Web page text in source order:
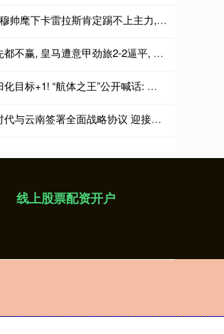
中华金配 马卡: 穆帅麾下卡雷拉斯肯定踢不上主力, 卡马文加更没戏
新影宝 两球领先都不赢, 皇马遭意甲劲旅2-2逼平, 63岁穆帅无缘上任2连胜
盈珑操盘 国足归化目标+1! “航体之王”公开喊话: 梦想代表中国队出战!
广信配资 宁德时代与云南签署全面战略协议 迎接全域增量时代
线上股票配资开户